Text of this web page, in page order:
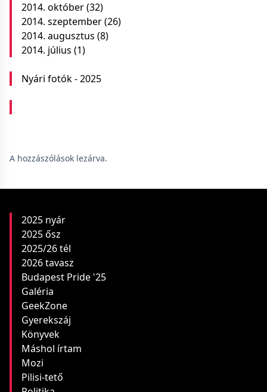
2014. október(32)
2014. szeptember(26)
2014. augusztus (8)
2014. július (1)
Nyári fotók - 2025
A hozzászólások lezárva.
2025 nyár
2025 ősz
2025/26 tél
2026 tavasz
Budapest Pride '25
Galéria
GeekZone
Gyerekszáj
Könyvek
Máshol írtam
Mozi
Pilisi-tető